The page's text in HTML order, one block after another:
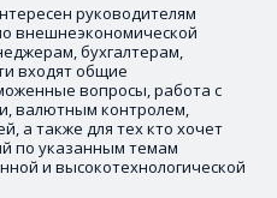
руководителям
внешнеэкономической
бухгалтерам,
входят общие
вопросы, работа с
валютным контролем,
а также для тех кто хочет
по указанным темам
и высокотехнологической